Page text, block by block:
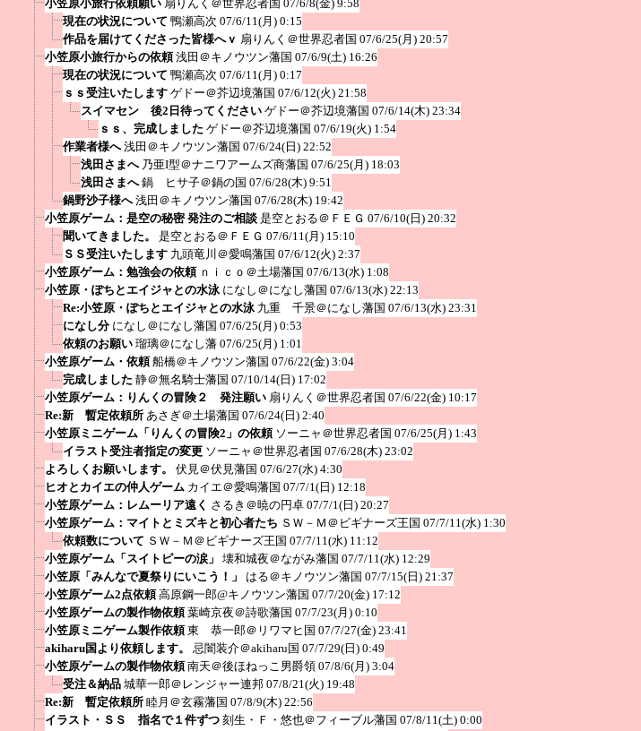
小笠原小旅行依頼願い 扇りんく＠世界忍者国 07/6/8(金) 9:58
現在の状況について 鴨瀬高次 07/6/11(月) 0:15
作品を届けてくださった皆様へｖ 扇りんく＠世界忍者国 07/6/25(月) 20:57
小笠原小旅行からの依頼 浅田＠キノウツン藩国 07/6/9(土) 16:26
現在の状況について 鴨瀬高次 07/6/11(月) 0:17
ｓｓ受注いたします ゲドー＠芥辺境藩国 07/6/12(火) 21:58
スイマセン 後2日待ってください ゲドー＠芥辺境藩国 07/6/14(木) 23:34
ｓｓ、完成しました ゲドー＠芥辺境藩国 07/6/19(火) 1:54
作業者様へ 浅田＠キノウツン藩国 07/6/24(日) 22:52
浅田さまへ 乃亜I型＠ナニワアームズ商藩国 07/6/25(月) 18:03
浅田さまへ 鍋 ヒサ子＠鍋の国 07/6/28(木) 9:51
鍋野沙子様へ 浅田＠キノウツン藩国 07/6/28(木) 19:42
小笠原ゲーム：是空の秘密 発注のご相談 是空とおる＠ＦＥＧ 07/6/10(日) 20:32
聞いてきました。
是空とおる＠ＦＥＧ 07/6/11(月) 15:10
ＳＳ受注いたします 九頭竜川＠愛鳴藩国 07/6/12(火) 2:37
小笠原ゲーム：勉強会の依頼 ｎｉｃｏ＠土場藩国 07/6/13(水) 1:08
小笠原・ぽちとエイジャとの水泳 になし＠になし藩国 07/6/13(水) 22:13
Re:小笠原・ぽちとエイジャとの水泳 九重 千景＠になし藩国 07/6/13(水) 23:31
になし分 になし＠になし藩国 07/6/25(月) 0:53
依頼のお願い 瑠璃＠になし藩 07/6/25(月) 1:01
小笠原ゲーム・依頼 船橋＠キノウツン藩国 07/6/22(金) 3:04
完成しました 静＠無名騎士藩国 07/10/14(日) 17:02
小笠原ゲーム：りんくの冒険２ 発注願い 扇りんく＠世界忍者国 07/6/22(金) 10:17
Re:新 暫定依頼所 あさぎ＠土場藩国 07/6/24(日) 2:40
小笠原ミニゲーム「りんくの冒険2」の依頼 ソーニャ＠世界忍者国 07/6/25(月) 1:43
イラスト受注者指定の変更 ソーニャ＠世界忍者国 07/6/28(木) 23:02
よろしくお願いします。
伏見＠伏見藩国 07/6/27(水) 4:30
ヒオとカイエの仲人ゲーム カイエ＠愛鳴藩国 07/7/1(日) 12:18
小笠原ゲーム：レムーリア遠く さるき＠暁の円卓 07/7/1(日) 20:27
小笠原ゲーム：マイトとミズキと初心者たち ＳＷ－Ｍ＠ビギナーズ王国 07/7/11(水) 1:30
依頼数について ＳＷ－Ｍ＠ビギナーズ王国 07/7/11(水) 11:12
小笠原ゲーム「スイトピーの涙」
壊和城夜＠ながみ藩国 07/7/11(水) 12:29
小笠原「みんなで夏祭りにいこう！」
はる＠キノウツン藩国 07/7/15(日) 21:37
小笠原ゲーム2点依頼 高原鋼一郎@キノウツン藩国 07/7/20(金) 17:12
小笠原ゲームの製作物依頼 葉崎京夜＠詩歌藩国 07/7/23(月) 0:10
小笠原ミニゲーム製作依頼 東 恭一郎＠リワマヒ国 07/7/27(金) 23:41
akiharu国より依頼します。
忌闇装介＠akiharu国 07/7/29(日) 0:49
小笠原ゲームの製作物依頼 南天＠後ほねっこ男爵領 07/8/6(月) 3:04
受注＆納品 城華一郎＠レンジャー連邦 07/8/21(火) 19:48
Re:新 暫定依頼所 睦月＠玄霧藩国 07/8/9(木) 22:56
イラスト・ＳＳ 指名で１件ずつ 刻生・Ｆ・悠也＠フィーブル藩国 07/8/11(土) 0:00